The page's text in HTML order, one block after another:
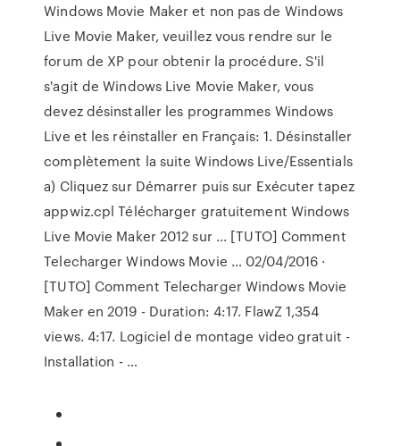
Windows Movie Maker et non pas de Windows
Live Movie Maker, veuillez vous rendre sur le
forum de XP pour obtenir la procédure. S'il
s'agit de Windows Live Movie Maker, vous
devez désinstaller les programmes Windows
Live et les réinstaller en Français: 1. Désinstaller
complètement la suite Windows Live/Essentials
a) Cliquez sur Démarrer puis sur Exécuter tapez
appwiz.cpl Télécharger gratuitement Windows
Live Movie Maker 2012 sur ... [TUTO] Comment
Telecharger Windows Movie … 02/04/2016 ·
[TUTO] Comment Telecharger Windows Movie
Maker en 2019 - Duration: 4:17. FlawZ 1,354
views. 4:17. Logiciel de montage video gratuit -
Installation - …